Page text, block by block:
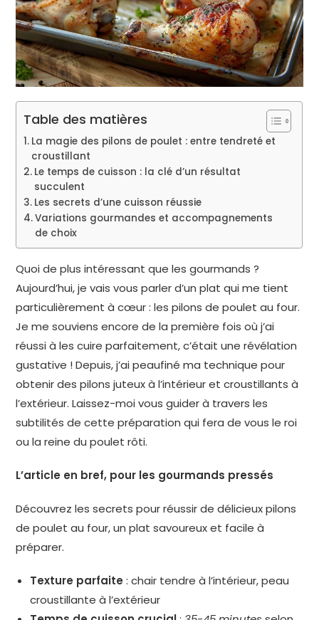
Table des matières
La magie des pilons de poulet : entre tendreté et
croustillant
Le temps de cuisson : la clé d’un résultat
succulent
Les secrets d’une cuisson réussie
Variations gourmandes et accompagnements
de choix
Quoi de plus intéressant que les gourmands ?
Aujourd’hui, je vais vous parler d’un plat qui me tient
particulièrement à cœur : les pilons de poulet au four.
Je me souviens encore de la première fois où j’ai
réussi à les cuire parfaitement, c’était une révélation
gustative ! Depuis, j’ai peaufiné ma technique pour
obtenir des pilons juteux à l’intérieur et croustillants à
l’extérieur. Laissez-moi vous guider à travers les
subtilités de cette préparation qui fera de vous le roi
ou la reine du poulet rôti.
L’article en bref, pour les gourmands pressés
Découvrez les secrets pour réussir de délicieux pilons
de poulet au four, un plat savoureux et facile à
préparer.
Texture parfaite : chair tendre à l’intérieur, peau
croustillante à l’extérieur